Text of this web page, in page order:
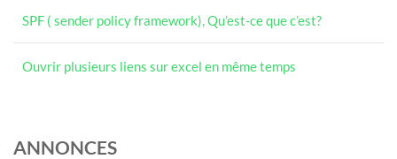
SPF ( sender policy framework), Qu’est-ce que c’est?
Ouvrir plusieurs liens sur excel en même temps
ANNONCES